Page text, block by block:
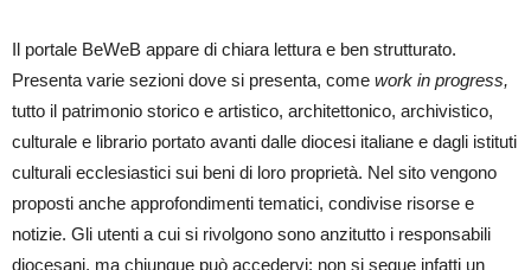
Il portale BeWeB appare di chiara lettura e ben strutturato.
Presenta varie sezioni dove si presenta, come work in progress,
tutto il patrimonio storico e artistico, architettonico, archivistico,
culturale e librario portato avanti dalle diocesi italiane e dagli istituti
culturali ecclesiastici sui beni di loro proprietà. Nel sito vengono
proposti anche approfondimenti tematici, condivise risorse e
notizie. Gli utenti a cui si rivolgono sono anzitutto i responsabili
diocesani, ma chiunque può accedervi: non si segue infatti un